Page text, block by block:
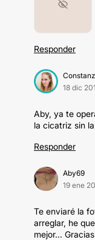
Responder
18 dic
Aby, ya te
la cicatriz sin
Responder
Aby69
19 ene
Te enviaré la
arreglar, he
mejor...